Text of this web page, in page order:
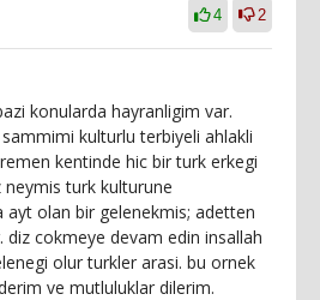
4 2
konularda hayranligim var.
kulturlu terbiyeli ahlakli
kentinde hic bir turk erkegi
neymis turk kulturune
olan bir gelenekmis; adetten
diz cokmeye devam edin insallah
olur turkler arasi. bu ornek
ve mutluluklar dilerim.